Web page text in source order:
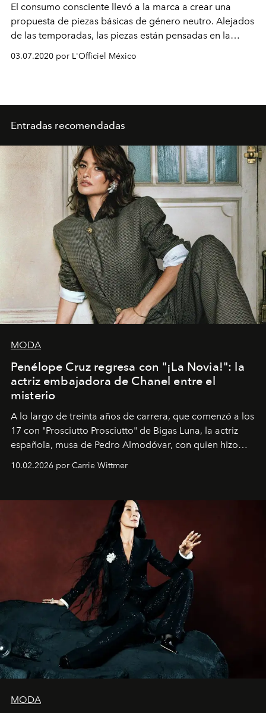
El consumo consciente llevó a la marca a crear una
propuesta de piezas básicas de género neutro. Alejados
de las temporadas, las piezas están pensadas en la
longevidad y versatilidad en el closet.
03.07.2020 por L'Officiel México
Entradas recomendadas
MODA
Penélope Cruz regresa con "¡La Novia!": la
actriz embajadora de Chanel entre el
misterio
A lo largo de treinta años de carrera, que comenzó a los
17 con "Prosciutto Prosciutto" de Bigas Luna, la actriz
española, musa de Pedro Almodóvar, con quien hizo
Barcelona", ha dividido su tiempo entre Europa y
dirigida por Maggie Gyllenhaal.
10.02.2026 por Carrie Wittmer
MODA